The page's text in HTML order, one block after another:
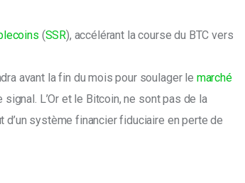
(SSR), accélérant la course du BTC vers
avant la fin du mois pour soulager le marché
L’Or et le Bitcoin, ne sont pas de la
système financier fiduciaire en perte de